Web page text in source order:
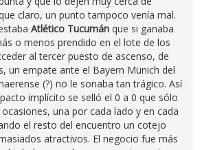
claro, un punto tampoco venía mal.
Atlético Tucumán que si ganaba
o menos prendido en el lote de los
al tercer puesto de ascenso, de
un empate ante el Bayern Münich del
(?) no le sonaba tan trágico. Así
implícito se selló el 0 a 0 que sólo
una por cada lado y en cada
el resto del encuentro un cotejo
atractivos. El negocio fue más